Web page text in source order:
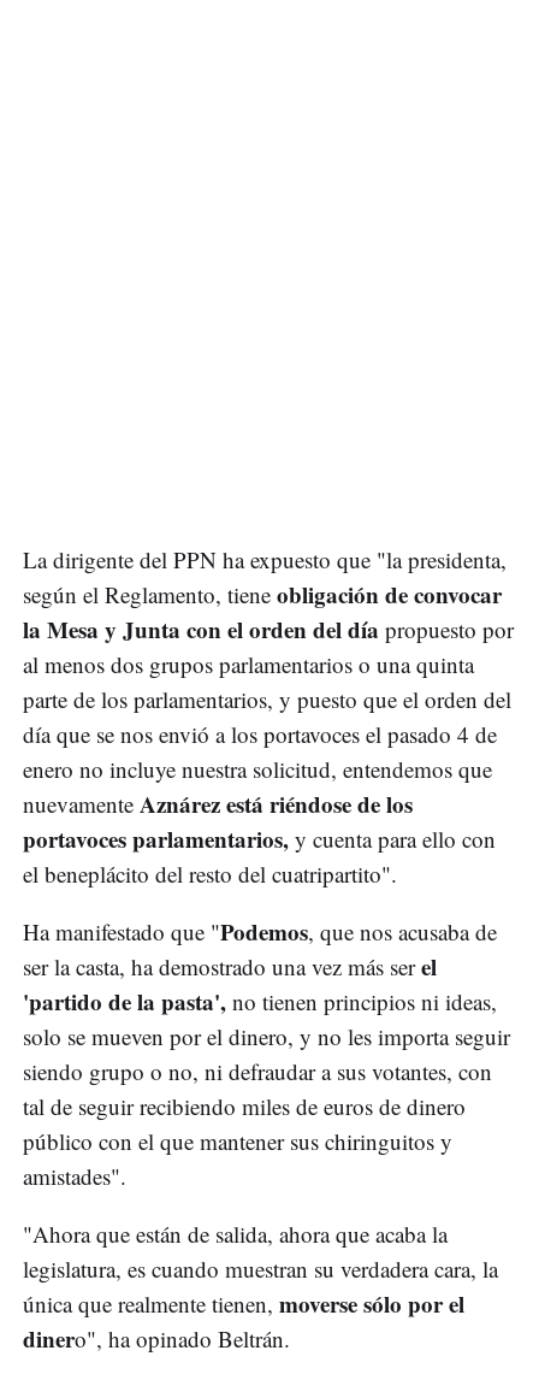
La dirigente del PPN ha expuesto que "la presidenta,
según el Reglamento, tiene obligación de convocar
la Mesa y Junta con el orden del día propuesto por
al menos dos grupos parlamentarios o una quinta
parte de los parlamentarios, y puesto que el orden del
día que se nos envió a los portavoces el pasado 4 de
enero no incluye nuestra solicitud, entendemos que
nuevamente Aznárez está riéndose de los
portavoces parlamentarios, y cuenta para ello con
el beneplácito del resto del cuatripartito".
Ha manifestado que "Podemos, que nos acusaba de
ser la casta, ha demostrado una vez más serel
'partido de la pasta', no tienen principios ni ideas,
solo se mueven por el dinero, y no les importa seguir
siendo grupo o no, ni defraudar a sus votantes, con
tal de seguir recibiendo miles de euros de dinero
público con el que mantener sus chiringuitos y
amistades".
"Ahora que están de salida, ahora que acaba la
legislatura, es cuando muestran su verdadera cara, la
única que realmente tienen, moverse sólo por el
dinero", ha opinado Beltrán.